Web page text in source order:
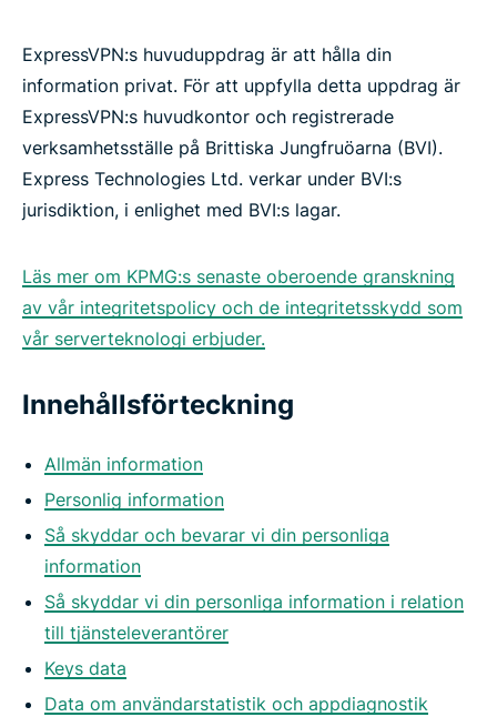
ExpressVPN:s huvuduppdrag är att hålla din
information privat. För att uppfylla detta uppdrag är
ExpressVPN:s huvudkontor och registrerade
verksamhetsställe på Brittiska Jungfruöarna (BVI).
Express Technologies Ltd. verkar under BVI:s
jurisdiktion, i enlighet med BVI:s lagar.
Läs mer om KPMG:s senaste oberoende granskning
av vår integritetspolicy och de integritetsskydd som
vår serverteknologi erbjuder.
Innehållsförteckning
Allmän information
Personlig information
Så skyddar och bevarar vi din personliga
information
Så skyddar vi din personliga information i relation
till tjänsteleverantörer
Keys data
Data om användarstatistik och appdiagnostik